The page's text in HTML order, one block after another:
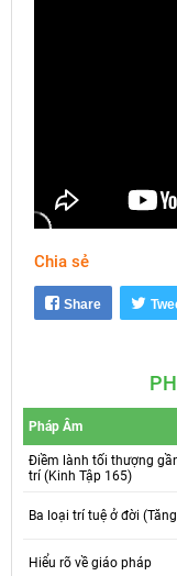
Chia sẻ
Share
Pháp Âm
Điềm lành tối thượng
trí (Kinh Tập 165)
Ba loại trí tuệ ở đời
Hiểu rõ về giáo pháp